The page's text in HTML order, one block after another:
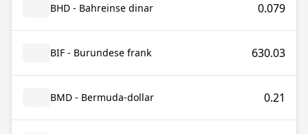
BHD - Bahreinse dinar 0.079
BIF - Burundese frank 630.03
BMD - Bermuda-dollar 0.21